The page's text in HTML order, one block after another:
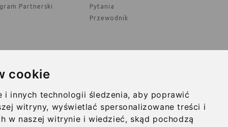
cookie
i innych technologii śledzenia, aby poprawić
witryny, wyświetlać spersonalizowane treści i
w naszej witrynie i wiedzieć, skąd pochodzą
Partnerski
Pytania
Przewodnik
Kontakt